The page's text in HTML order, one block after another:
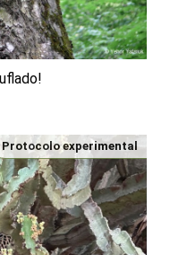
Protocolo experimental